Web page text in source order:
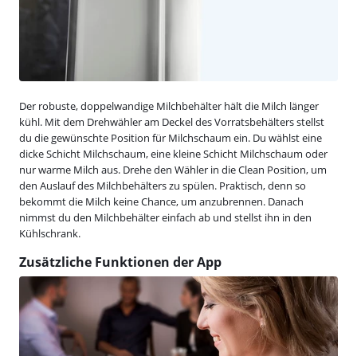
Der robuste, doppelwandige Milchbehälter hält die Milch länger
kühl. Mit dem Drehwähler am Deckel des Vorratsbehälters stellst
du die gewünschte Position für Milchschaum ein. Du wählst eine
dicke Schicht Milchschaum, eine kleine Schicht Milchschaum oder
nur warme Milch aus. Drehe den Wähler in die Clean Position, um
den Auslauf des Milchbehälters zu spülen. Praktisch, denn so
bekommt die Milch keine Chance, um anzubrennen. Danach
nimmst du den Milchbehälter einfach ab und stellst ihn in den
Kühlschrank.
Zusätzliche Funktionen der App